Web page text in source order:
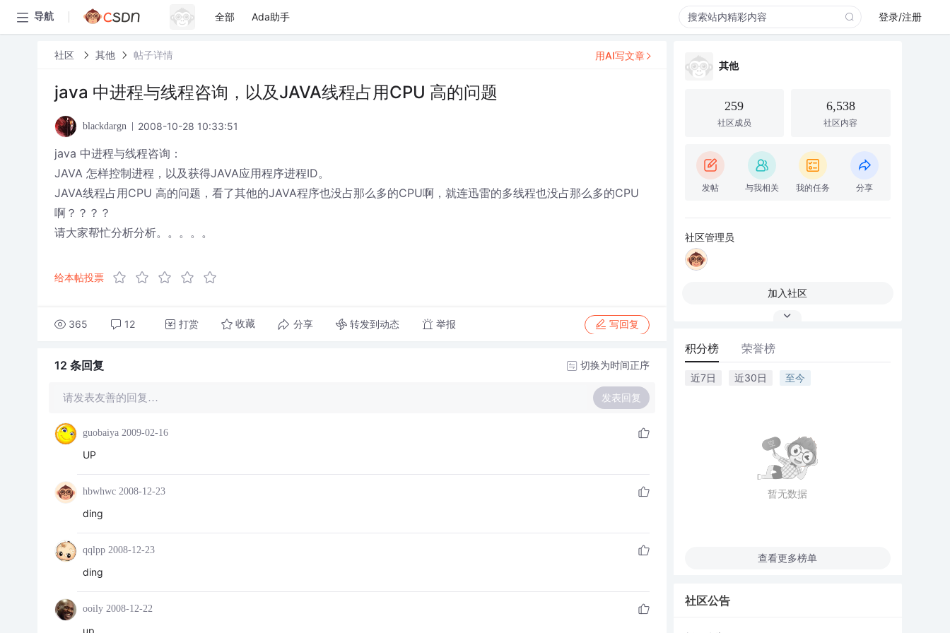
导航 全部 Ada助手 登录/注册
社区 其他 帖子详情
java 中进程与线程咨询，以及JAVA线程占用CPU 高的问题
blackdargn 2008-10-28 10:33:51
java 中进程与线程咨询：
JAVA 怎样控制进程，以及获得JAVA应用程序进程ID。
JAVA线程占用CPU 高的问题，看了其他的JAVA程序也没占那么多的CPU啊，就连迅雷的多线程也没占那么多的CPU
啊？？？？
请大家帮忙分析分析。。。。。
给本帖投票
365 12 打赏 收藏 分享 转发到动态 举报 写回复
用AI写文章
12 条回复 切换为时间正序
请发表友善的回复… 发表回复
guobaiya 2009-02-16
UP
hbwhwc 2008-12-23
ding
qqlpp 2008-12-23
ding
ooily 2008-12-22
up
其他
259
社区成员
6,538
社区内容
发帖 与我相关 我的任务 分享
社区管理员
加入社区
积分榜 荣誉榜
近7日 近30日 至今
暂无数据
查看更多榜单
社区公告